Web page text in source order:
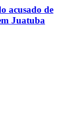
acusado de
Juatuba